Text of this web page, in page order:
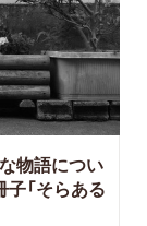
物語につい
子「そらある